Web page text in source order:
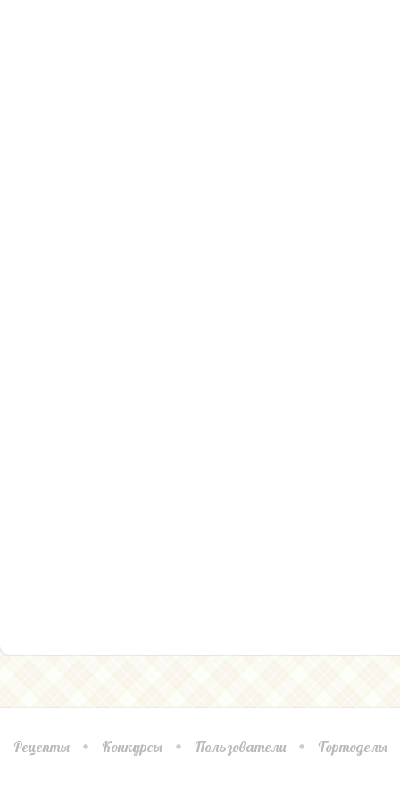
Рецепты Конкурсы Пользователи Тортоделы